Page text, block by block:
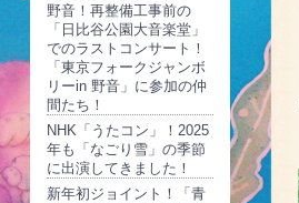
野音！再整備工事前の
「日比谷公園大音楽堂」
でのラストコンサート！
「東京フォークジャンボ
リーin 野音」に参加の仲
間たち！
NHK「うたコン」！2025
年も「なごり雪」の季節
に出演してきました！
新年初ジョイント！「青